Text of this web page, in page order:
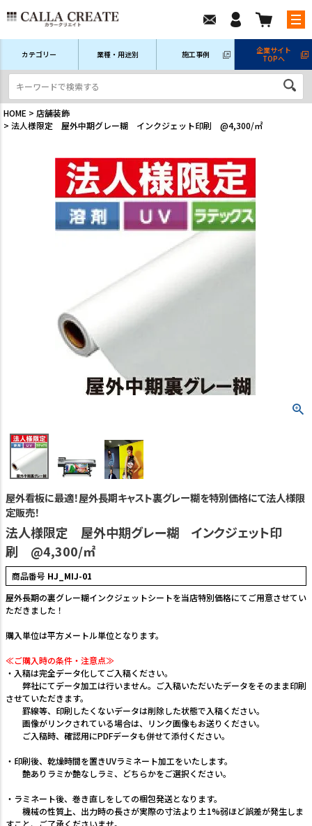
ログイン/マイページ
注文履歴
TEL:06-7493-2639
業種・用途から選ぶ
用語集
よくある質問
プライバシーポリシー
ご利用ガイド
カテゴリー 業種・用途別 施工事例
企業サイト
TOPへ
HOME
店舗装飾
法人様限定 屋外中期グレー糊 インクジェット印刷 @4,300/㎡
屋外看板に最適！屋外長期キャスト裏グレー糊を特別価格にて法人様限
定販売！
法人様限定 屋外中期グレー糊 インクジェット印
刷 @4,300/㎡
商品番号 HJ_MIJ-01
屋外長期の裏グレー糊インクジェットシートを当店特別価格にてご用意させてい
ただきました！
購入単位は平方メートル単位となります。
≪ご購入時の条件・注意点≫
・入稿は完全データ化してご入稿ください。
弊社にてデータ加工は行いません。ご入稿いただいたデータをそのまま印刷
させていただきます。
罫線等、印刷したくないデータは削除した状態で入稿ください。
画像がリンクされている場合は、リンク画像もお送りください。
ご入稿時、確認用にPDFデータも併せて添付ください。
・印刷後、乾燥時間を置きUVラミネート加工をいたします。
艶ありラミか艶なしラミ、どちらかをご選択ください。
・ラミネート後、巻き直しをしての梱包発送となります。
機械の性質上、出力時の長さが実際の寸法より±1%弱ほど誤差が発生しま
すこと、ご了承くださいませ。